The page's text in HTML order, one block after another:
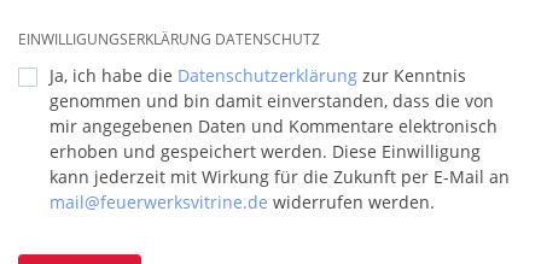
EINWILLIGUNGSERKLÄRUNG DATENSCHUTZ
Ja, ich habe die Datenschutzerklärung zur Kenntnis
genommen und bin damit einverstanden, dass die von
mir angegebenen Daten und Kommentare elektronisch
erhoben und gespeichert werden. Diese Einwilligung
kann jederzeit mit Wirkung für die Zukunft per E-Mail an
mail@feuerwerksvitrine.de widerrufen werden.